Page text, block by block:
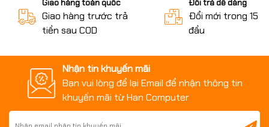
Giao hàng toàn quốc
Giao hàng trước trả
tiền sau COD
Đổi trả dễ dàng
Đổi mới trong 15
đầu
Nhận tin khuyến mãi
Bạn vui lòng để lại Email để nhận thông tin
khuyến mãi từ Han Computer